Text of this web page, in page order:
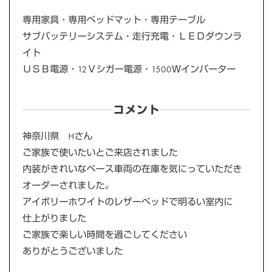
専用家具・専用ベッドマット・専用テーブル
サブバッテリーシステム・走行充電・ＬＥＤダウンラ
イト
ＵＳＢ電源・12Ｖシガー電源・1500Ｗインバーター
コメント
神奈川県 Hさん
ご家族で使いたいとご来店されました
内装がきれいなベース車両の在庫を気にっていただき
オーダーされました。
アイボリーホワイトのレザーベッドで明るい室内に
仕上がりました
ご家族で楽しい時間を過ごしてください
ありがとうございました